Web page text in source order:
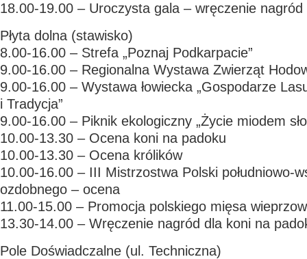
18.00-19.00 – Uroczysta gala – wręczenie nagród
Płyta dolna (stawisko)
8.00-16.00 – Strefa „Poznaj Podkarpacie”
9.00-16.00 – Regionalna Wystawa Zwierząt
9.00-16.00 – Wystawa łowiecka „Gospodarze
i Tradycja”
9.00-16.00 – Piknik ekologiczny „Życie miodem
10.00-13.30 – Ocena koni na padoku
10.00-13.30 – Ocena królików
10.00-16.00 – III Mistrzostwa Polski południowo-
ozdobnego – ocena
11.00-15.00 – Promocja polskiego mięsa
13.30-14.00 – Wręczenie nagród dla koni na
Pole Doświadczalne (ul. Techniczna)